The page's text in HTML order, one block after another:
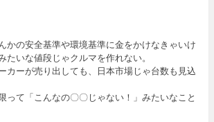
かの安全基準や環境基準に金をかけなきゃいけ
たいな値段じゃクルマを作れない。
カーが売り出しても、日本市場じゃ台数も見込
って「こんなの〇〇じゃない！」みたいなこと